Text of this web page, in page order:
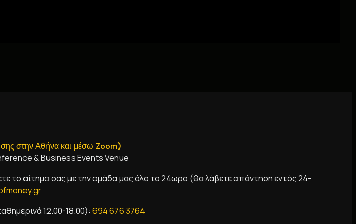
στην Αθήνα και μέσω Zoom)
& Business Events Venue
το αίτημα σας με την ομάδα μας όλο το 24ωρο (θα λάβετε απάντηση εντός 24-
12.00-18.00):694 676 3764